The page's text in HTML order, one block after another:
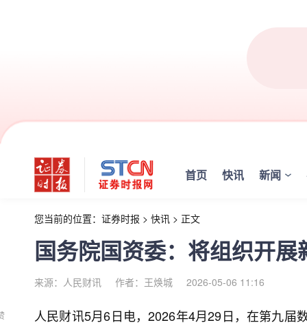
首页 快讯 新闻
您当前的位置： 证券时报 > 快讯 > 正文
国务院国资委：将组织开
来源：人民财讯 作者：王焕城 2026-05-06 11:16
人民财讯5月6日电，2026年4月29日，在第九届